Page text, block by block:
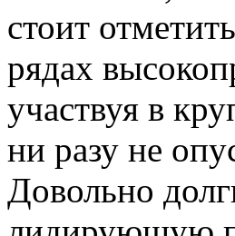
стоит
рядах
участвуя в
ни разу не
Довольно